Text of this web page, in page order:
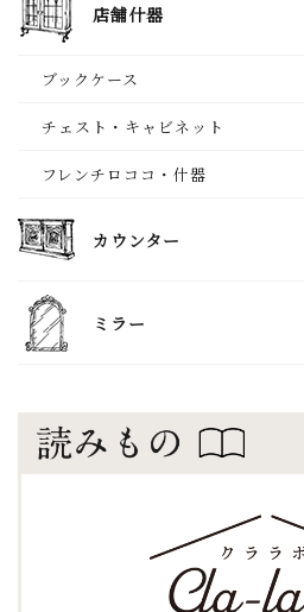
店舗什器
ブックケース
チェスト・キャビネット
フレンチロココ・什器
カウンター
ミラー